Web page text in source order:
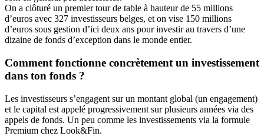
On a clôturé un premier tour de table à hauteur de 55 millions
d’euros avec 327 investisseurs belges, et on vise 150 millions
d’euros sous gestion d’ici deux ans pour investir au travers d’une
dizaine de fonds d’exception dans le monde entier.
Comment fonctionne concrètement un investissement
dans ton fonds ?
Les investisseurs s’engagent sur un montant global (un engagement)
et le capital est appelé progressivement sur plusieurs années via des
appels de fonds. Un peu comme les investissements via la formule
Premium chez Look&Fin.